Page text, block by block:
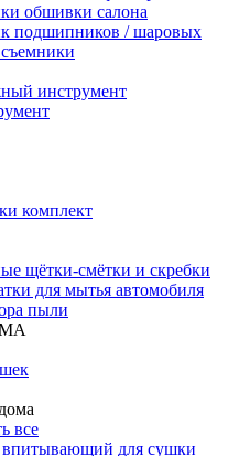
обшивки салона
подшипников / шаровых
инструмент
комплект
щётки-смётки и скребки
для мытья автомобиля
пыли
все
для сушки